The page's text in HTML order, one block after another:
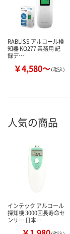
RABLISS アルコール検
知器 KO277 業務用 記
録デ…
￥4,580～（税込）
人気の商品
インテック アルコール
探知機 3000回長寿命セ
ンサー 日本…